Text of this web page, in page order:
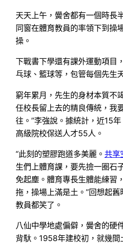
天天上午，黌舍都有一個時長
同窗在體育教員的率領下到操
操。
下戰書下學還有課外運動項目
乓球、籃球等，包管每個先生
窮年累月，先生的身材本質不
任校長留上去的精良傳統，我
往。”李強說。據統計，近15
高級院校保送人才55人。
“此刻的塑膠跑道多美麗。 共享
生們上體育課，要先撿一圈石
免起塵。體育專長生體能練習
拖，操場上滿是土。”回想起
教員都笑了。
八仙中學地處偏僻，黌舍的硬
背馱。1958年建校初，就幾間